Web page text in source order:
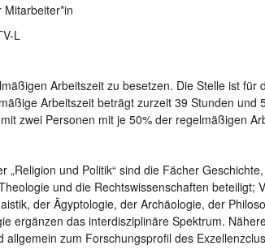
Mitarbeiter*in
L
Arbeitszeit zu besetzen. Die Stelle ist
Arbeitszeit beträgt zurzeit 39 Stunden und
zwei Personen mit je 50% der regelmäßigen
„Religion und Politik“ sind die Fächer
und die Rechtswissenschaften beteiligt;
der Ägyptologie, der Archäologie, der
ergänzen das interdisziplinäre Spektrum.
allgemein zum Forschungsprofil des